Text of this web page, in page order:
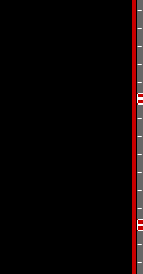
-
-
-
-
-
-
-
-
-
-
-
-
-